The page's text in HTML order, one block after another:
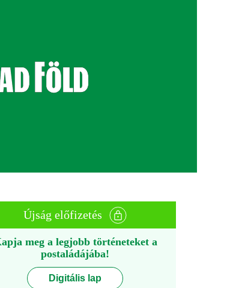
Újság előfizetés
meg a legjobb történeteket a
postaládájába!
Digitális lap